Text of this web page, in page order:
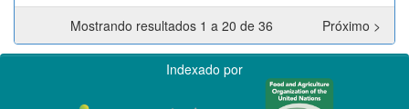
Mostrando resultados 1 a 20 de 36 Próximo >
Indexado por